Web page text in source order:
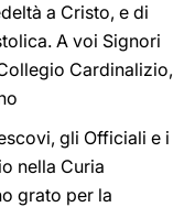
a Cristo, e di
A voi Signori
Cardinalizio,
gli Officiali e i
nella Curia
grato per la